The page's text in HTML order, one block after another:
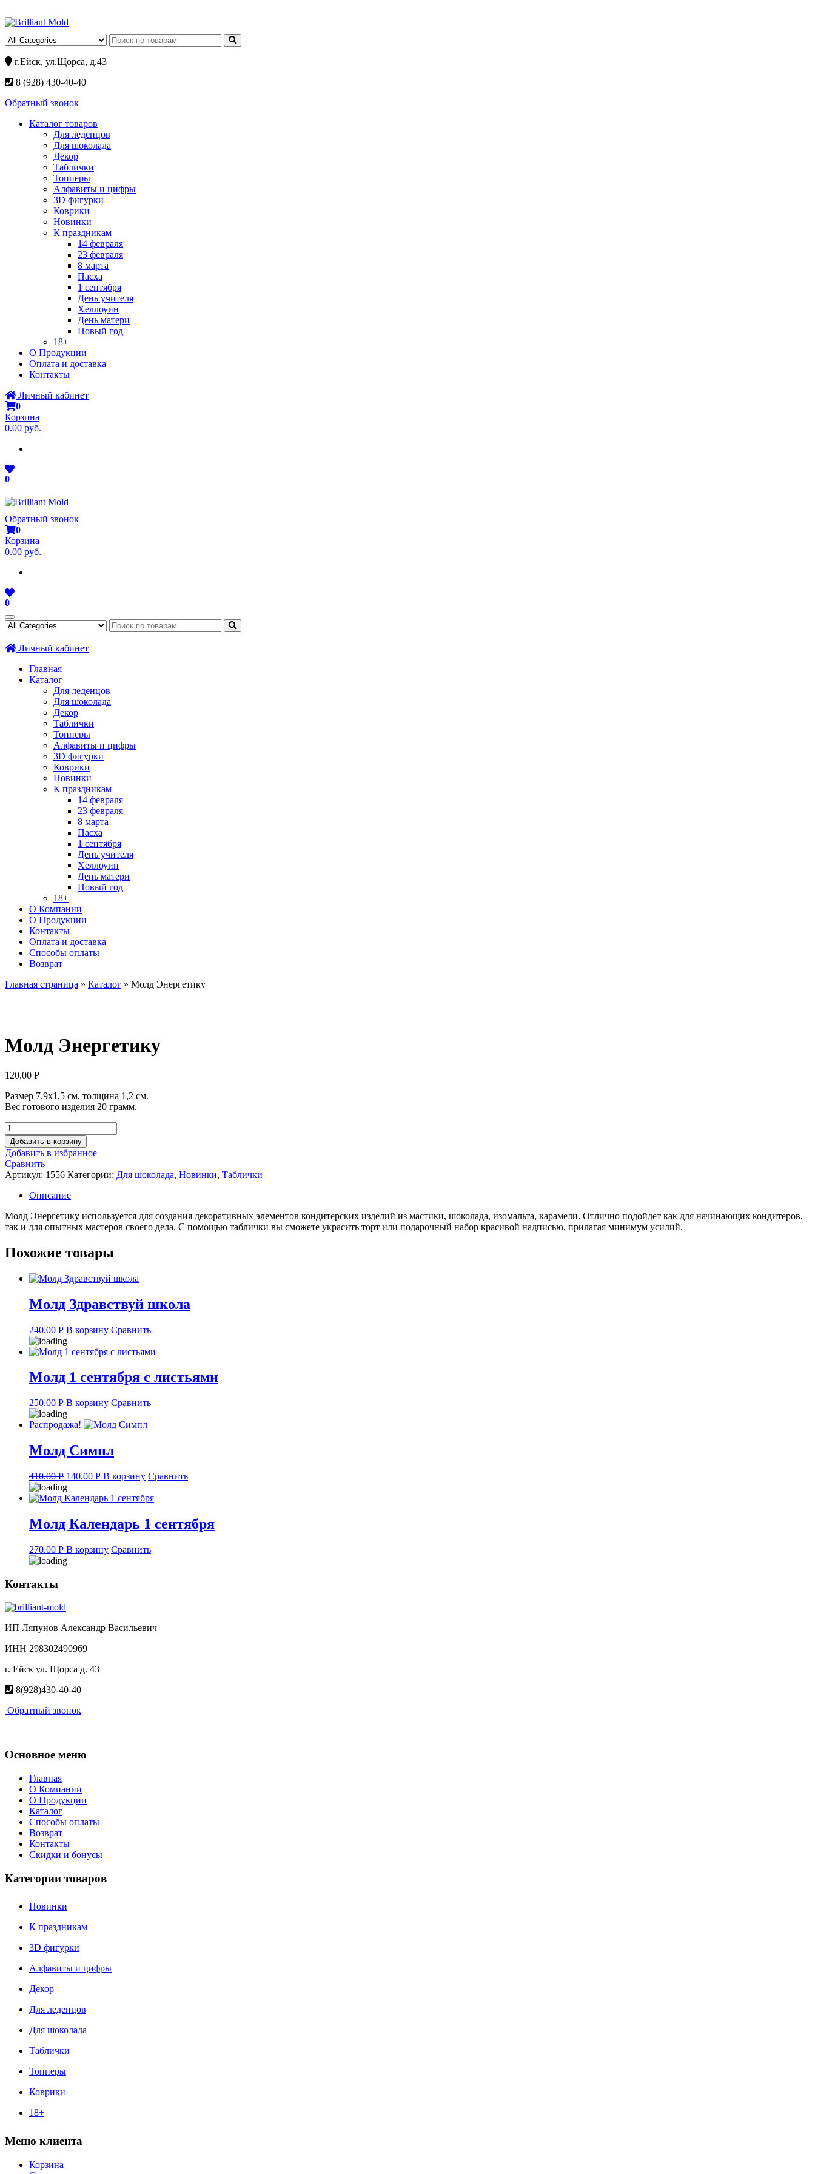
г.Ейск, ул.Щорса, д.43
8 (928) 430-40-40
Обратный звонок
Каталог товаров
Для леденцов
Для шоколада
Декор
Таблички
Топперы
Алфавиты и цифры
3D фигурки
Коврики
Новинки
К праздникам
14 февраля
23 февраля
8 марта
Пасха
1 сентября
День учителя
Хеллоуин
День матери
Новый год
18+
О Продукции
Оплата и доставка
Контакты
Личный кабинет
0
Корзина
0.00 руб.
0
Обратный звонок
0
Корзина
0.00 руб.
0
Личный кабинет
Главная
Каталог
Для леденцов
Для шоколада
Декор
Таблички
Топперы
Алфавиты и цифры
3D фигурки
Коврики
Новинки
К праздникам
14 февраля
23 февраля
8 марта
Пасха
1 сентября
День учителя
Хеллоуин
День матери
Новый год
18+
О Компании
О Продукции
Контакты
Оплата и доставка
Способы оплаты
Возврат
Главная страница » Каталог » Молд Энергетику
Молд Энергетику
120.00 Р
Размер 7,9х1,5 см, толщина 1,2 см.
Вес готового изделия 20 грамм.
Количество
товара
Молд
Энергетику
Добавить в корзину
Добавить в избранное
Сравнить
Артикул: 1556 Категории: Для шоколада, Новинки, Таблички
Описание
Молд Энергетику используется для создания декоративных элементов кондитерских изделий из мастики, шоколада, изомальта, карамели. Отлично подойдет как для начинающих кондитеров,
так и для опытных мастеров своего дела. С помощью таблички вы сможете украсить торт или подарочный набор красивой надписью, прилагая минимум усилий.
Похожие товары
Молд Здравствуй школа
240.00 Р В корзину Сравнить
Молд 1 сентября с листьями
250.00 Р В корзину Сравнить
Распродажа!
Молд Симпл
410.00Р Original
price
was:
140.00 РCurrent
is:
В корзину Сравнить
Молд Календарь 1 сентября
270.00 Р В корзину Сравнить
Контакты
ИП Ляпунов Александр Васильевич
ИНН 298302490969
г. Ейск ул. Щорса д. 43
8(928)430-40-40
Обратный звонок
Основное меню
Главная
О Компании
О Продукции
Каталог
Способы оплаты
Возврат
Контакты
Скидки и бонусы
Категории товаров
Новинки
К праздникам
3D фигурки
Алфавиты и цифры
Декор
Для леденцов
Для шоколада
Таблички
Топперы
Коврики
18+
Меню клиента
Корзина